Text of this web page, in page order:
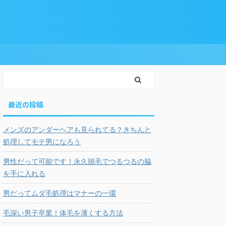
最近の投稿
メンズのアンダーヘアも見られてる？きちんと
処理してモテ男になろう
男性だって可能です！永久脱毛でつるつるの脇
を手に入れる
男だってムダ毛処理はマナーの一環
毛深い男子卒業！体毛を薄くする方法